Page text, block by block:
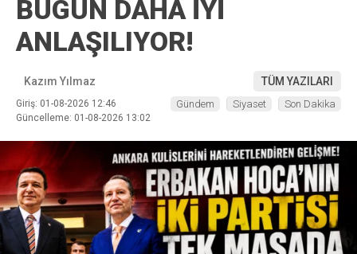
BUGÜN DAHA İYİ
ANLAŞILIYOR!
Kazım Yılmaz TÜM YAZILARI
Giriş: 01-08-2026 12:46
Güncelleme: 01-08-2026 13:02
Gündem Siyaset Son Dakika